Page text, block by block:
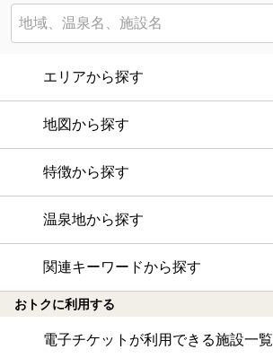
エリアから探す
地図から探す
特徴から探す
温泉地から探す
関連キーワードから探す
おトクに利用する
電子チケットが利用できる施設一覧